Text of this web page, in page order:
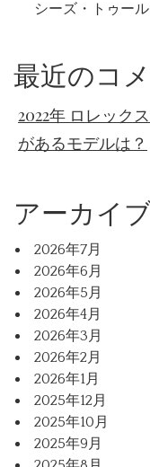
シーズ・トゥー
最近のコ
2022年 ロレック
があるモデルは？
アーカイブ
2026年7月
2026年6月
2026年5月
2026年4月
2026年3月
2026年2月
2026年1月
2025年12月
2025年10月
2025年9月